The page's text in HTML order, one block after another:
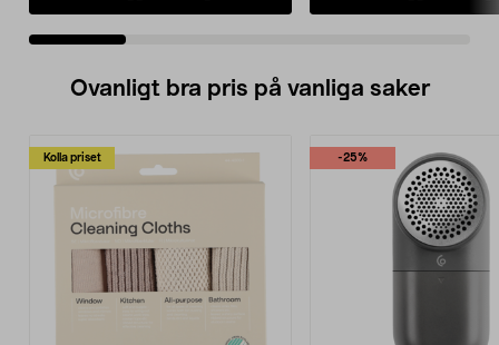
Ovanligt bra pris på vanliga saker
Kolla priset -25%